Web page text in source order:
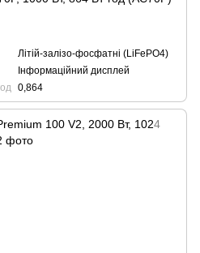
Літій-залізо-фосфатні (LiFePO4)
Інформаційний дисплей
0,864